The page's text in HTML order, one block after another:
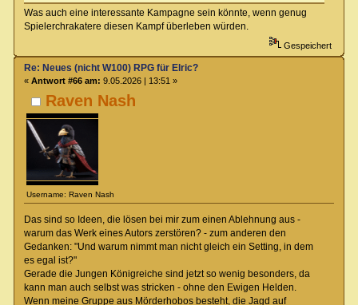
Was auch eine interessante Kampagne sein könnte, wenn genug
Spielerchrakatere diesen Kampf überleben würden.
Gespeichert
Raven Nash
Username: Raven Nash
Re: Neues (nicht W100) RPG für Elric?
« Antwort #66 am: 9.05.2026 | 13:51 »
Das sind so Ideen, die lösen bei mir zum einen Ablehnung aus -
warum das Werk eines Autors zerstören? - zum anderen den
Gedanken: "Und warum nimmt man nicht gleich ein Setting, in dem
es egal ist?"
Gerade die Jungen Königreiche sind jetzt so wenig besonders, da
kann man auch selbst was stricken - ohne den Ewigen Helden.
Wenn meine Gruppe aus Mörderhobos besteht, die Jagd auf